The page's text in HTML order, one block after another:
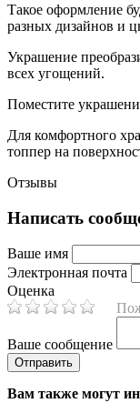
Такое оформление
разных дизайнов и
Украшение
всех угощений.
Поместите
Для комфортного
топпер на
Отзывы
Написать
Ваше имя
Электронная почта
Оценка
Ваше сообщение
Вам также могут